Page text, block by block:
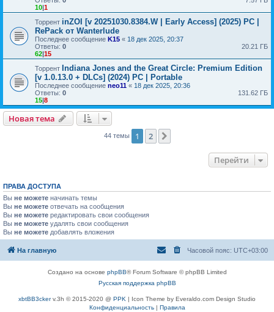
10|1
Торрент inZOI [v 20251030.8384.W | Early Access] (2025) PC |
RePack от Wanterlude
Последнее сообщение K15 « 18 дек 2025, 20:37
Ответы: 0
62|15
20.21 ГБ
Торрент Indiana Jones and the Great Circle: Premium Edition
[v 1.0.13.0 + DLCs] (2024) PC | Portable
Последнее сообщение neo11 « 18 дек 2025, 20:36
Ответы: 0
15|8
131.62 ГБ
Новая тема
44 темы 1 2
Перейти
ПРАВА ДОСТУПА
Вы не можете начинать темы
Вы не можете отвечать на сообщения
Вы не можете редактировать свои сообщения
Вы не можете удалять свои сообщения
Вы не можете добавлять вложения
На главную Часовой пояс: UTC+03:00
Создано на основе phpBB® Forum Software © phpBB Limited
Русская поддержка phpBB
xbtBB3ckerv.3h © 2015-2020 @ PPK | Icon Theme by Everaldo.com Design Studio
Конфиденциальность| Правила